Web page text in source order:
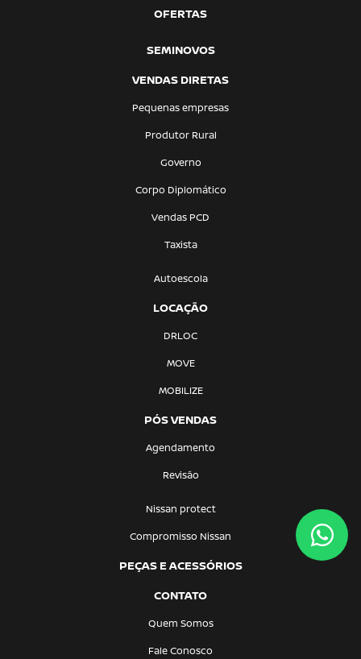
OFERTAS
SEMINOVOS
VENDAS DIRETAS
Pequenas empresas
Produtor Rural
Governo
Corpo Diplomático
Vendas PCD
Taxista
Autoescola
LOCAÇÃO
DRLOC
MOVE
MOBILIZE
PÓS VENDAS
Agendamento
Revisão
Nissan protect
Compromisso Nissan
PEÇAS E ACESSÓRIOS
CONTATO
Quem Somos
Fale Conosco